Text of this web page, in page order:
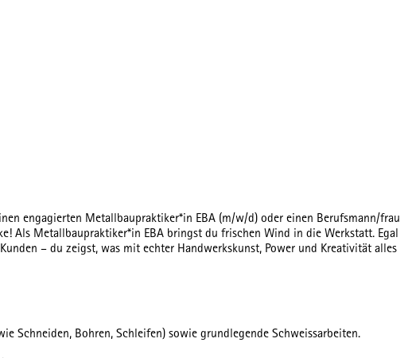
engagierten Metallbaupraktiker*in EBA (m/w/d) oder einen Berufsmann/frau
Als Metallbaupraktiker*in EBA bringst du frischen Wind in die Werkstatt. Egal
– du zeigst, was mit echter Handwerkskunst, Power und Kreativität alles
Bohren, Schleifen) sowie grundlegende Schweissarbeiten.